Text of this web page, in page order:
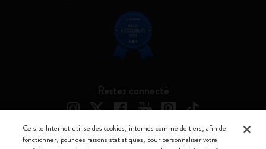
Restez connecté
Ce site Internet utilise des cookies, internes comme de tiers, afin de
fonctionner, pour des raisons statistiques, pour personnaliser votre